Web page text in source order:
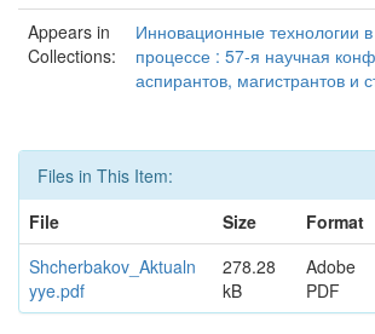
Appears in
Collections:
Инновационные технологии
процессе : 57-я научная
аспирантов, магистрантов и
Files in This Item:
File
Size
Format
Shcherbakov_Aktualn
yye.pdf
278.28
kB
Adobe
PDF